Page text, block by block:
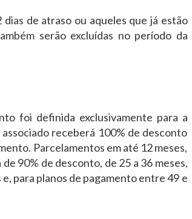
de atraso ou aqueles que já estão
serão excluídas no período da
foi definida exclusivamente para a
receberá 100% de desconto
Parcelamentos em até 12 meses,
90% de desconto, de 25 a 36 meses,
para planos de pagamento entre 49 e